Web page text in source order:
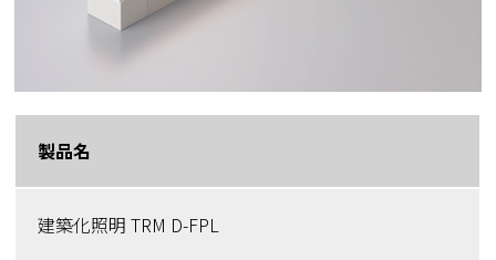
製品名
建築化照明 TRM D-FPL